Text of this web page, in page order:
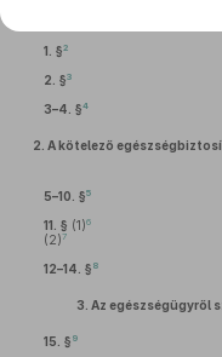
1. §2
2. §3
3–4. §4
2. A kötelező
5–10. §5
11. § (1)6
(2)7
12–14. § 8
3. Az egészségügyről
15. § 9